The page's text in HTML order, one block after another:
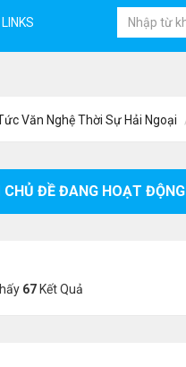
Văn Nghệ Thời Sự Hải Ngoại
CHỦ ĐỀ ĐANG HOẠT ĐỘNG
67 Kết Quả